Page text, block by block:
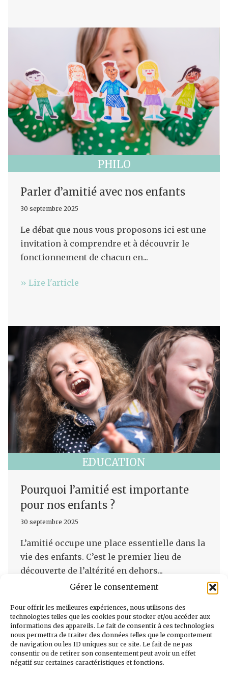
Gérer le consentement
Pour offrir les meilleures expériences, nous utilisons des
technologies telles que les cookies pour stocker et/ou accéder aux
informations des appareils. Le fait de consentir à ces technologies
nous permettra de traiter des données telles que le comportement
de navigation ou les ID uniques sur ce site. Le fait de ne pas
consentir ou de retirer son consentement peut avoir un effet
négatif sur certaines caractéristiques et fonctions.
PHILO
Parler d’amitié avec nos enfants
30 septembre 2025
Le débat que nous vous proposons ici est une
invitation à comprendre et à découvrir le
fonctionnement de chacun en...
» Lire l'article
EDUCATION
Pourquoi l’amitié est importante
pour nos enfants ?
30 septembre 2025
L’amitié occupe une place essentielle dans la
vie des enfants. C’est le premier lieu de
découverte de l’altérité en dehors...